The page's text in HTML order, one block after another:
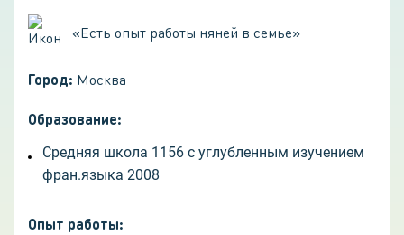
«Есть опыт работы няней в семье»
Город: Москва
Образование:
Средняя школа 1156 с углубленным изучением
фран.языка 2008
Опыт работы: